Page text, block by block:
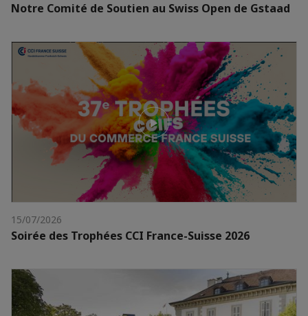
Notre Comité de Soutien au Swiss Open de Gstaad
15/07/2026
Soirée des Trophées CCI France-Suisse 2026